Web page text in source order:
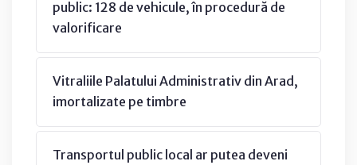
public: 128 de vehicule, în procedură de
valorificare
Vitraliile Palatului Administrativ din Arad,
imortalizate pe timbre
Transportul public local ar putea deveni